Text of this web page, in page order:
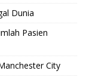
Dunia
Pasien
City